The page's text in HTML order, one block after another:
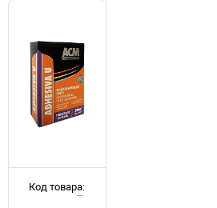
Код товара: